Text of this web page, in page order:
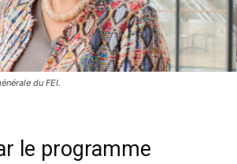
du FEI.
le programme